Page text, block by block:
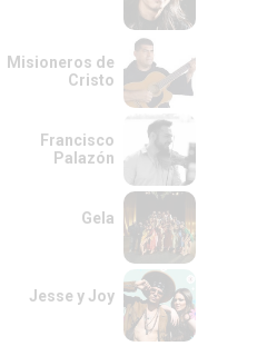
Misioneros de
Cristo
Francisco
Palazón
Gela
Jesse y Joy